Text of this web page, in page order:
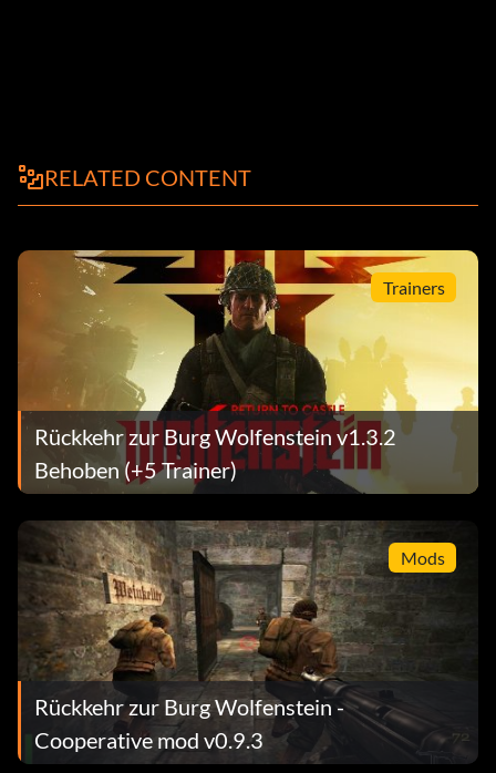
RELATED CONTENT
Trainers
Rückkehr zur Burg Wolfenstein v1.3.2
Behoben (+5 Trainer)
Mods
Rückkehr zur Burg Wolfenstein -
Cooperative mod v0.9.3